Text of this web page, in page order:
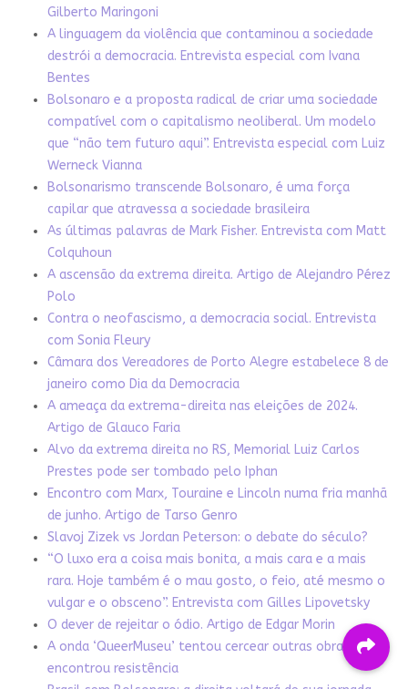
Gilberto Maringoni
A linguagem da violência que contaminou a sociedade
destrói a democracia. Entrevista especial com Ivana
Bentes
Bolsonaro e a proposta radical de criar uma sociedade
compatível com o capitalismo neoliberal. Um modelo
que “não tem futuro aqui”. Entrevista especial com Luiz
Werneck Vianna
Bolsonarismo transcende Bolsonaro, é uma força
capilar que atravessa a sociedade brasileira
As últimas palavras de Mark Fisher. Entrevista com Matt
Colquhoun
A ascensão da extrema direita. Artigo de Alejandro Pérez
Polo
Contra o neofascismo, a democracia social. Entrevista
com Sonia Fleury
Câmara dos Vereadores de Porto Alegre estabelece 8 de
janeiro como Dia da Democracia
A ameaça da extrema-direita nas eleições de 2024.
Artigo de Glauco Faria
Alvo da extrema direita no RS, Memorial Luiz Carlos
Prestes pode ser tombado pelo Iphan
Encontro com Marx, Touraine e Lincoln numa fria manhã
de junho. Artigo de Tarso Genro
Slavoj Zizek vs Jordan Peterson: o debate do século?
“O luxo era a coisa mais bonita, a mais cara e a mais
rara. Hoje também é o mau gosto, o feio, até mesmo o
vulgar e o obsceno”. Entrevista com Gilles Lipovetsky
O dever de rejeitar o ódio. Artigo de Edgar Morin
A onda ‘QueerMuseu’ tentou cercear outras obras. Mas
encontrou resistência